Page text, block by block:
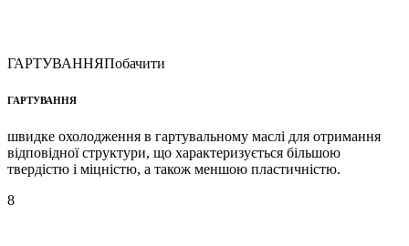
ГАРТУВАННЯПобачити
ГАРТУВАННЯ
швидке охолодження в гартувальному маслі для отримання
відповідної структури, що характеризується більшою
твердістю і міцністю, а також меншою пластичністю.
8